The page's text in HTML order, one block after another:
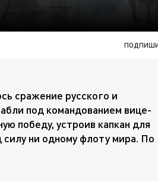
сражение русского и
под командованием вице-
победу, устроив капкан для
ни одному флоту мира. По